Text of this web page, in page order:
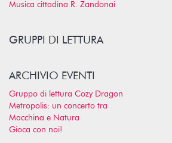
Musica cittadina R. Zandonai
GRUPPI DI LETTURA
ARCHIVIO EVENTI
Gruppo di lettura Cozy Dragon
Metropolis: un concerto tra
Macchina e Natura
Gioca con noi!